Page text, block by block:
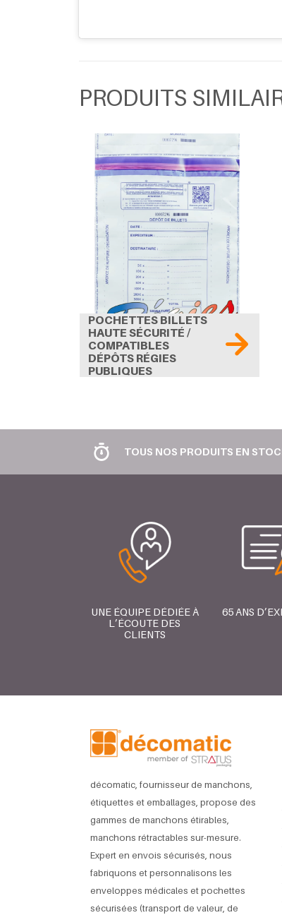
PRODUITS
POCHETTES BILLETS
HAUTE SÉCURITÉ /
COMPATIBLES
DÉPÔTS RÉGIES
PUBLIQUES
TOUS NOS PRODUITS EN
UNE ÉQUIPE DÉDIÉE À
L’ÉCOUTE DES
CLIENTS
65 ANS
décomatic, fournisseur de manchons,
étiquettes et emballages, propose des
gammes de manchons étirables,
manchons rétractables sur-mesure.
Expert en envois sécurisés, nous
fabriquons et personnalisons les
enveloppes médicales et pochettes
sécurisées (transport de valeur, de